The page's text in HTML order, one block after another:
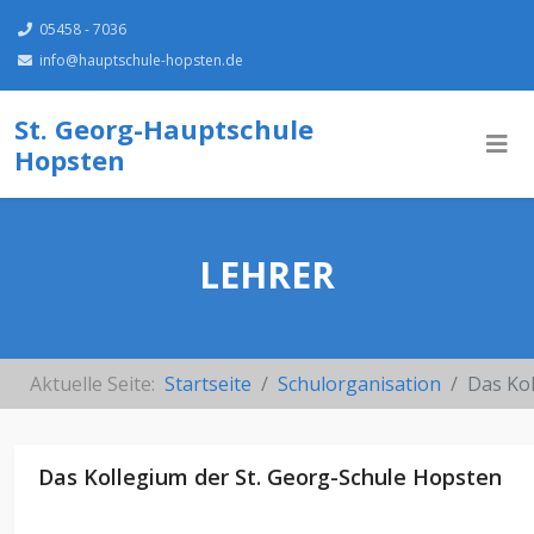
05458 - 7036
info@hauptschule-hopsten.de
St. Georg-Hauptschule
Hopsten
LEHRER
Aktuelle Seite: Startseite Schulorganisation Das
Das Kollegium der St. Georg-Schule Hopsten